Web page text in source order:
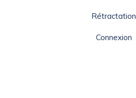
Rétractation
Connexion